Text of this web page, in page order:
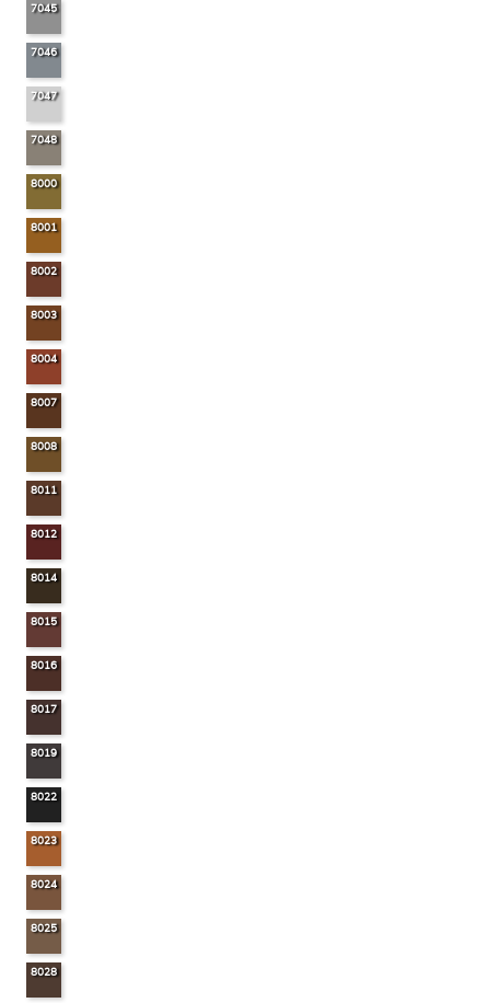
7045
7046
7047
7048
8000
8001
8002
8003
8004
8007
8008
8011
8012
8014
8015
8016
8017
8019
8022
8023
8024
8025
8028